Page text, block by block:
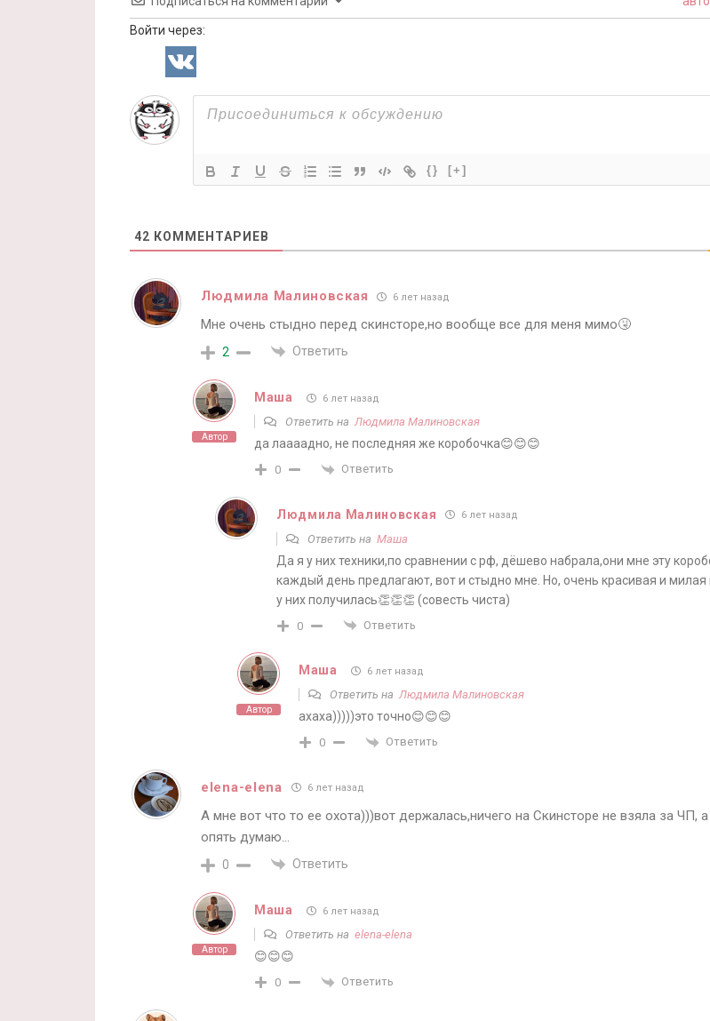
Войти через:
{} [+]
42 КОММЕНТАРИЕВ
Людмила Малиновская 6 лет назад
Мне очень стыдно перед скинсторе,но вообще все для меня мимо🤧
2 Ответить
Автор
Маша 6 лет назад
Ответить наЛюдмила Малиновская
да лаааадно, не последняя же коробочка😊😊😊
0 Ответить
Людмила Малиновская 6 лет назад
Ответить на Маша
Да я у них техники,по сравнении с рф, дёшево набрала,они мне эту
каждый день предлагают, вот и стыдно мне. Но, очень красивая и милая
у них получилась👏👏👏 (совесть чиста)
0 Ответить
Автор
Маша 6 лет назад
Ответить наЛюдмила Малиновская
ахаха)))))это точно😊😊😊
0 Ответить
elena-elena 6 лет назад
А мне вот что то ее охота)))вот держалась,ничего на Скинсторе не взяла за ЧП, а
опять думаю…
0 Ответить
Автор
Маша 6 лет назад
Ответить на elena-elena
😊😊😊
0 Ответить